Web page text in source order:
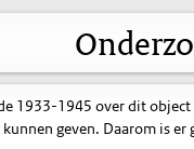
1933-1945 over dit
geven. Daarom is